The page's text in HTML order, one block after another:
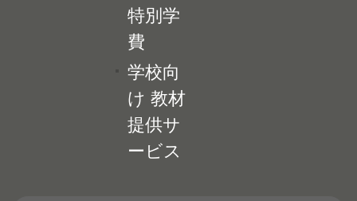
特別学
費
学校向
け 教材
提供サ
ービス